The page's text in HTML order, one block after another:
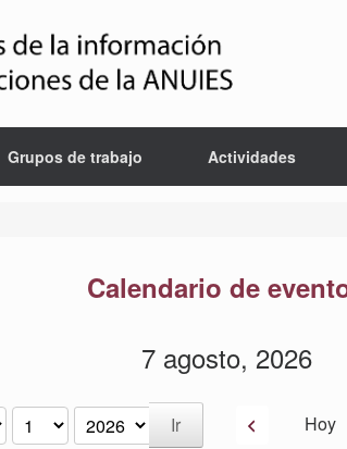
Grupos de trabajo Actividades
Calendario de
7 agosto, 2026
AnteriorHoy